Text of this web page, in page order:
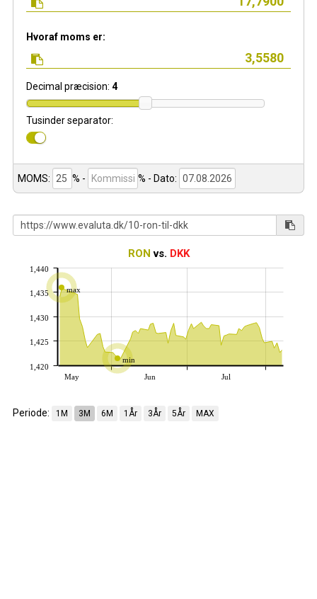
Hvoraf moms er:
Decimal præcision: 4
Tusinder separator:
MOMS: % - % - Dato:
RON vs. DKK
max
min
May
Jun Jul
1,420
1,425
1,430
1,435
1,440
Periode: 1M 3M 6M 1År 3År 5År MAX